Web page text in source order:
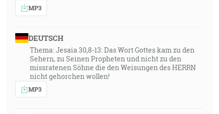
MP3
DEUTSCH
Thema: Jesaia 30,8-13: Das Wort Gottes kam zu den
Sehern, zu Seinen Propheten und nicht zu den
missratenen Söhne die den Weisungen des HERRN
nicht gehorchen wollen!
MP3